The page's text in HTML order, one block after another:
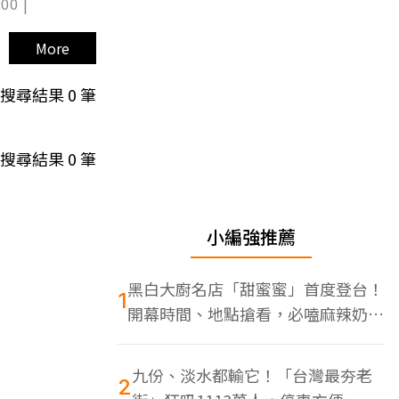
More
搜尋結果0筆
搜尋結果0筆
小編強推薦
1黑白大廚名店「甜蜜蜜」首度登台！
開幕時間、地點搶看，必嗑麻辣奶油
蝦
2九份、淡水都輸它！「台灣最夯老